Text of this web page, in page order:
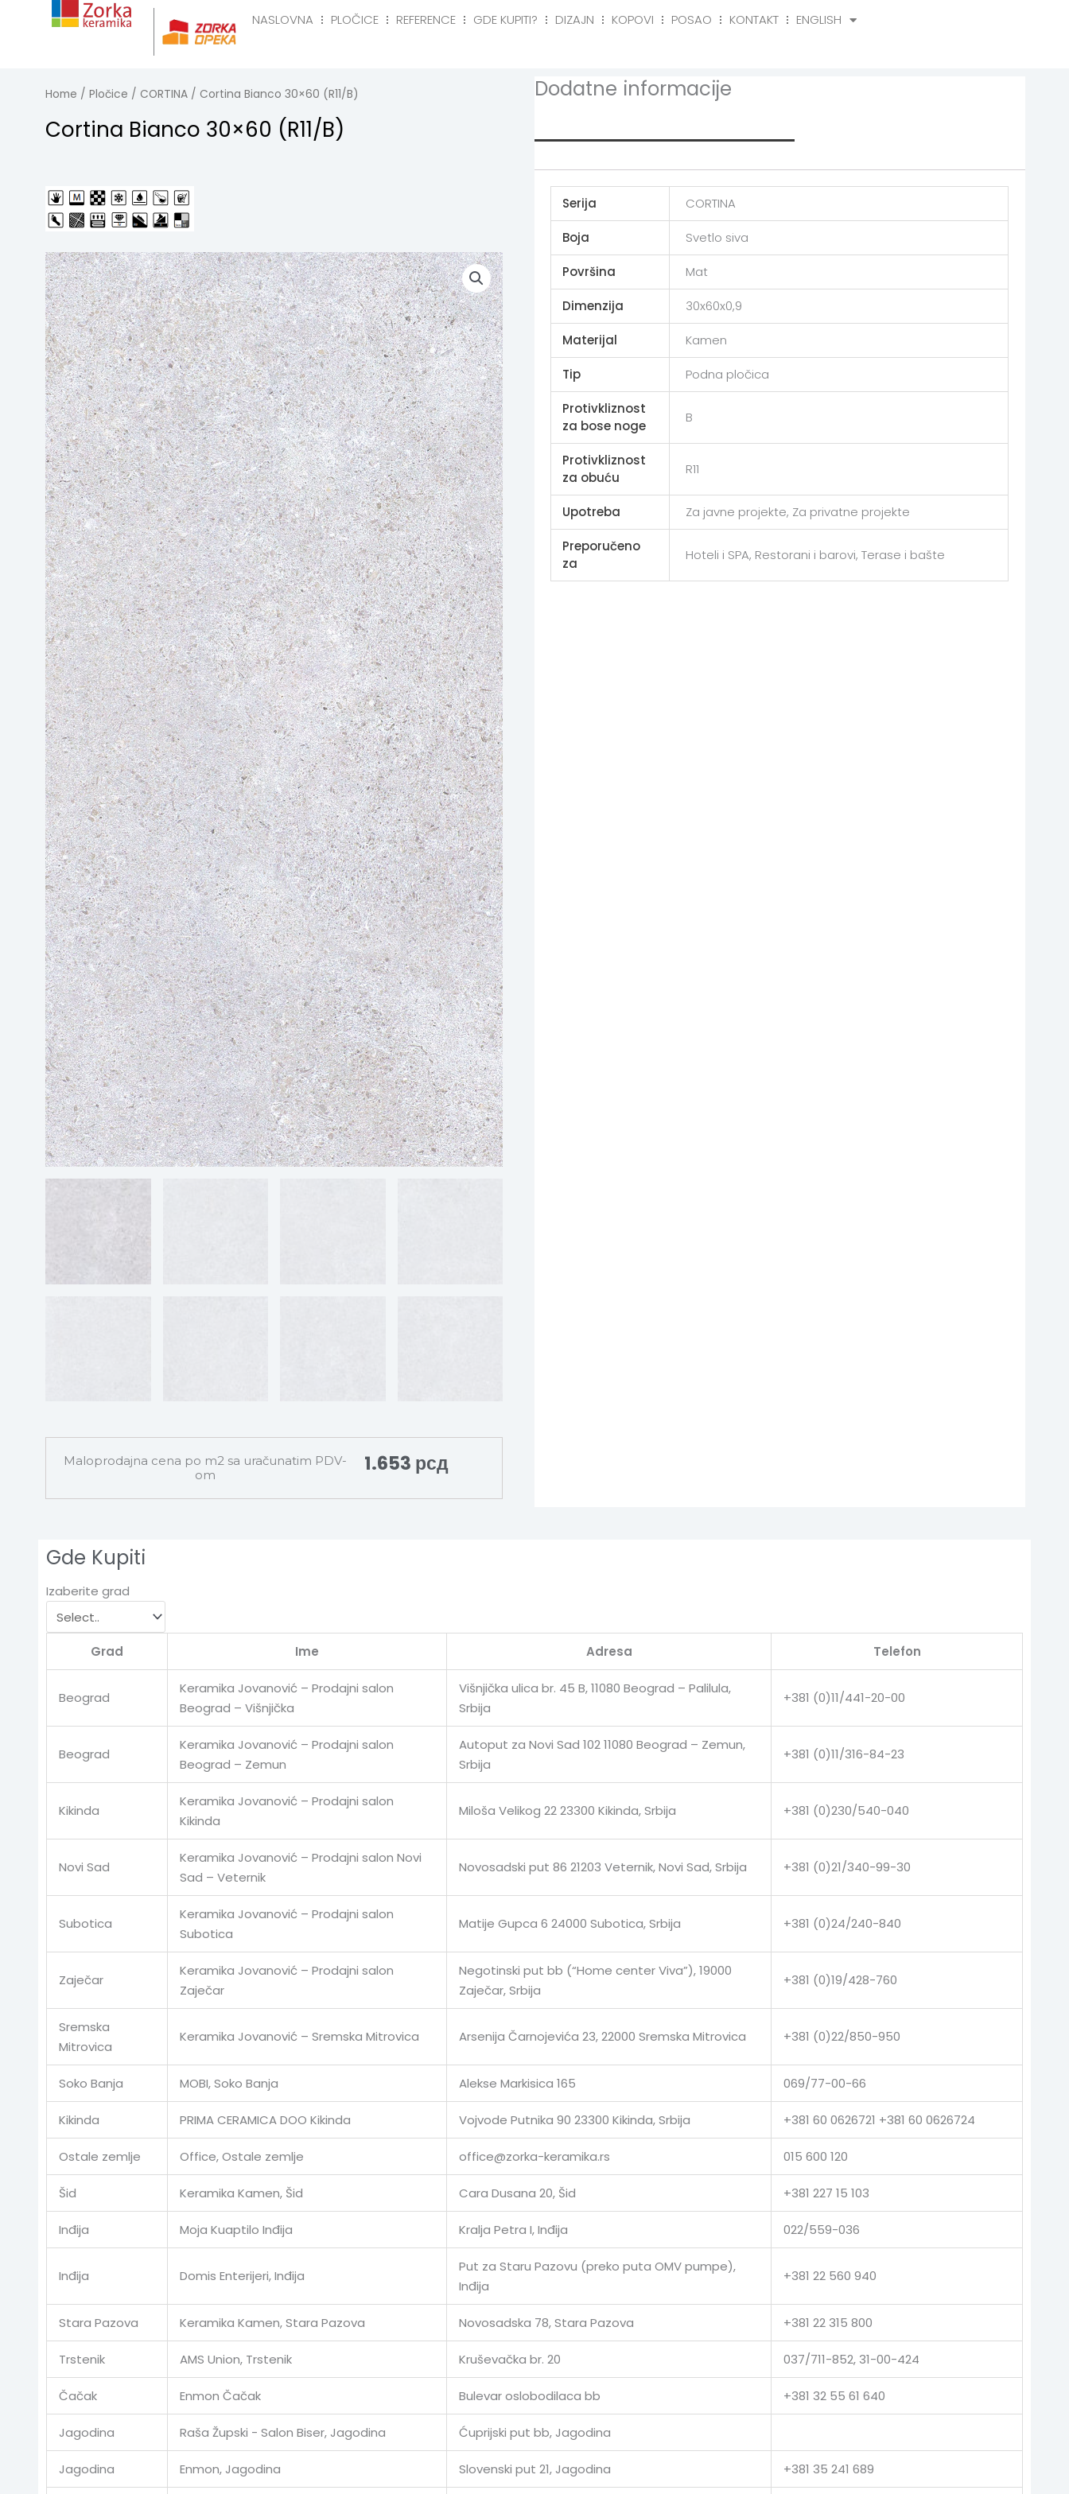
NASLOVNA PLOČICE REFERENCE GDE KUPITI? DIZAJN KOPOVI POSAO KONTAKT
ENGLISH
Naslovna
Home / Pločice / CORTINA / Cortina Bianco 30×60 (R11/B)
Cortina Bianco 30×60 (R11/B)
Maloprodajna cena po m2 sa uračunatim PDV-
om
1.653 рсд
Dodatne informacije
Serija CORTINA
Boja Svetlo siva
Površina Mat
Dimenzija 30x60x0,9
Materijal Kamen
Tip Podna pločica
Protivkliznost
za bose noge
B
Protivkliznost
za obuću
R11
Upotreba Za javne projekte, Za privatne projekte
Preporučeno
za
Hoteli i SPA, Restorani i barovi, Terase i bašte
Gde Kupiti
Izaberite grad
Grad Ime Adresa Telefon
Beograd
Keramika Jovanović – Prodajni salon
Beograd – Višnjička
Višnjička ulica br. 45 B, 11080 Beograd – Palilula,
Srbija
+381 (0)11/441-20-00
Beograd
Keramika Jovanović – Prodajni salon
Beograd – Zemun
Autoput za Novi Sad 102 11080 Beograd – Zemun,
Srbija
+381 (0)11/316-84-23
Kikinda
Keramika Jovanović – Prodajni salon
Kikinda
Miloša Velikog 22 23300 Kikinda, Srbija +381 (0)230/540-040
Novi Sad
Keramika Jovanović – Prodajni salon Novi
Sad – Veternik
Novosadski put 86 21203 Veternik, Novi Sad, Srbija +381 (0)21/340-99-30
Subotica
Keramika Jovanović – Prodajni salon
Subotica
Matije Gupca 6 24000 Subotica, Srbija +381 (0)24/240-840
Zaječar
Keramika Jovanović – Prodajni salon
Zaječar
Negotinski put bb (“Home center Viva”), 19000
Zaječar, Srbija
+381 (0)19/428-760
Sremska
Mitrovica
Keramika Jovanović – Sremska Mitrovica Arsenija Čarnojevića 23, 22000 Sremska Mitrovica +381 (0)22/850-950
Soko Banja MOBI, Soko Banja Alekse Markisica 165 069/77-00-66
Kikinda PRIMA CERAMICA DOO Kikinda Vojvode Putnika 90 23300 Kikinda, Srbija +381 60 0626721 +381 60 0626724
Ostale zemlje Office, Ostale zemlje office@zorka-keramika.rs 015 600 120
Šid Keramika Kamen, Šid Cara Dusana 20, Šid +381 227 15 103
Inđija Moja Kuaptilo Inđija Kralja Petra I, Inđija 022/559-036
Inđija Domis Enterijeri, Inđija
Put za Staru Pazovu (preko puta OMV pumpe),
Inđija
+381 22 560 940
Stara Pazova Keramika Kamen, Stara Pazova Novosadska 78, Stara Pazova +381 22 315 800
Trstenik AMS Union, Trstenik Kruševačka br. 20 037/711-852, 31-00-424
Čačak Enmon Čačak Bulevar oslobodilaca bb +381 32 55 61 640
Jagodina Raša Župski - Salon Biser, Jagodina Ćuprijski put bb, Jagodina
Jagodina Enmon, Jagodina Slovenski put 21, Jagodina +381 35 241 689